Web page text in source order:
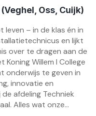
Oss, Cuijk)
– in de klas én in
en lijkt
over te dragen aan de
Willem I College
onderwijs te geven in
innovatie en
afdeling Techniek
Alles wat onze...